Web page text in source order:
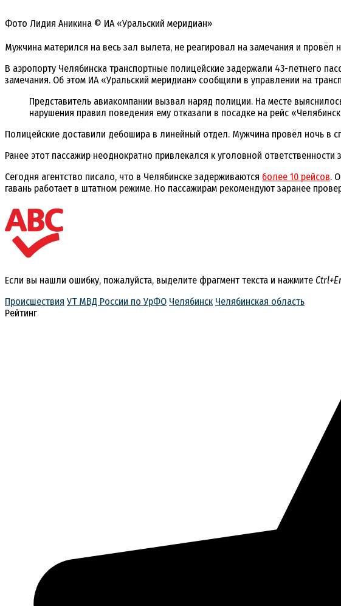
Фото Лидия Аникина © ИА «Уральский меридиан»
Мужчина матерился на весь зал вылета, не реагировал на замечания и провёл
В аэропорту Челябинска транспортные полицейские задержали 43-летнего
замечания. Об этом ИА «Уральский меридиан» сообщили в управлении на
Представитель авиакомпании вызвал наряд полиции. На месте
нарушения правил поведения ему отказали в посадке на рейс
Полицейские доставили дебошира в линейный отдел. Мужчина провёл ночь в
Ранее этот пассажир неоднократно привлекался к уголовной
Сегодня агентство писало, что в Челябинске задерживаются более 10 рейсов.
гавань работает в штатном режиме. Но пассажирам рекомендуют заранее
Если вы нашли ошибку, пожалуйста, выделите фрагмент текста и нажмите
Происшествия УТ МВД России по УрФО Челябинск Челябинская область
Рейтинг